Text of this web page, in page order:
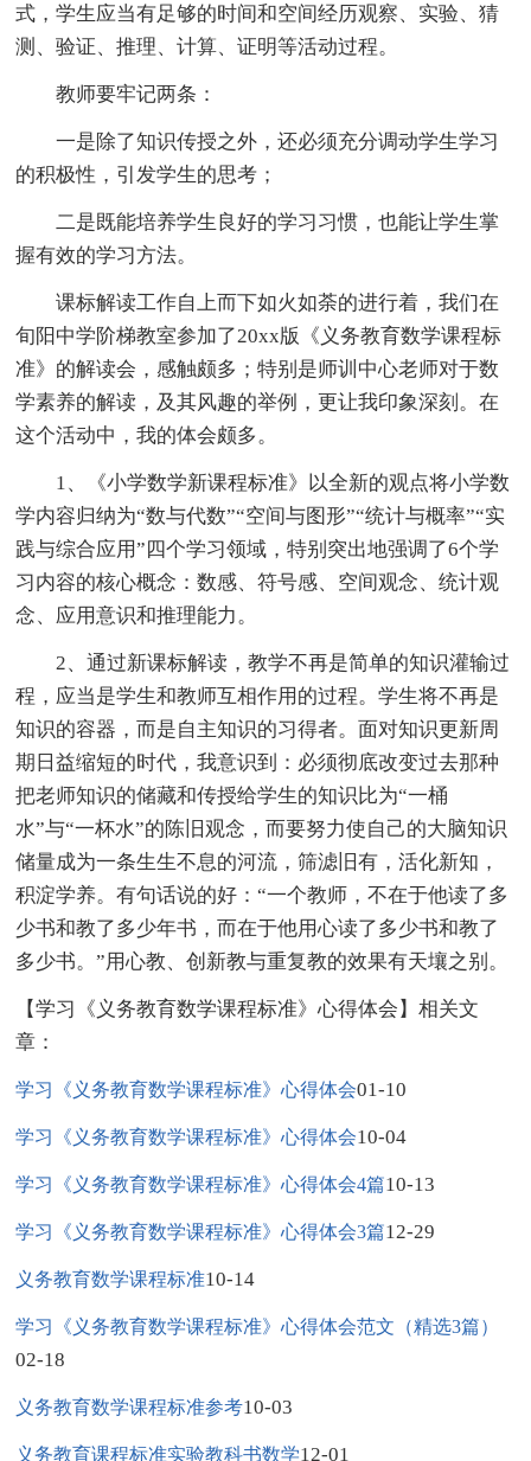
式，学生应当有足够的时间和空间经历观察、实验、猜
测、验证、推理、计算、证明等活动过程。
教师要牢记两条：
一是除了知识传授之外，还必须充分调动学生学习
的积极性，引发学生的思考；
二是既能培养学生良好的学习习惯，也能让学生掌
握有效的学习方法。
课标解读工作自上而下如火如荼的进行着，我们在
旬阳中学阶梯教室参加了20xx版《义务教育数学课程标
准》的解读会，感触颇多；特别是师训中心老师对于数
学素养的解读，及其风趣的举例，更让我印象深刻。在
这个活动中，我的体会颇多。
1、《小学数学新课程标准》以全新的观点将小学数
学内容归纳为“数与代数”“空间与图形”“统计与概率”“实
践与综合应用”四个学习领域，特别突出地强调了6个学
习内容的核心概念：数感、符号感、空间观念、统计观
念、应用意识和推理能力。
2、通过新课标解读，教学不再是简单的知识灌输过
程，应当是学生和教师互相作用的过程。学生将不再是
知识的容器，而是自主知识的习得者。面对知识更新周
期日益缩短的时代，我意识到：必须彻底改变过去那种
把老师知识的储藏和传授给学生的知识比为“一桶
水”与“一杯水”的陈旧观念，而要努力使自己的大脑知识
储量成为一条生生不息的河流，筛滤旧有，活化新知，
积淀学养。有句话说的好：“一个教师，不在于他读了多
少书和教了多少年书，而在于他用心读了多少书和教了
多少书。”用心教、创新教与重复教的效果有天壤之别。
【学习《义务教育数学课程标准》心得体会】相关文
章：
学习《义务教育数学课程标准》心得体会01-10
学习《义务教育数学课程标准》心得体会10-04
学习《义务教育数学课程标准》心得体会4篇10-13
学习《义务教育数学课程标准》心得体会3篇12-29
义务教育数学课程标准10-14
学习《义务教育数学课程标准》心得体会范文（精选3篇）
02-18
义务教育数学课程标准参考10-03
义务教育课程标准实验教科书数学12-01